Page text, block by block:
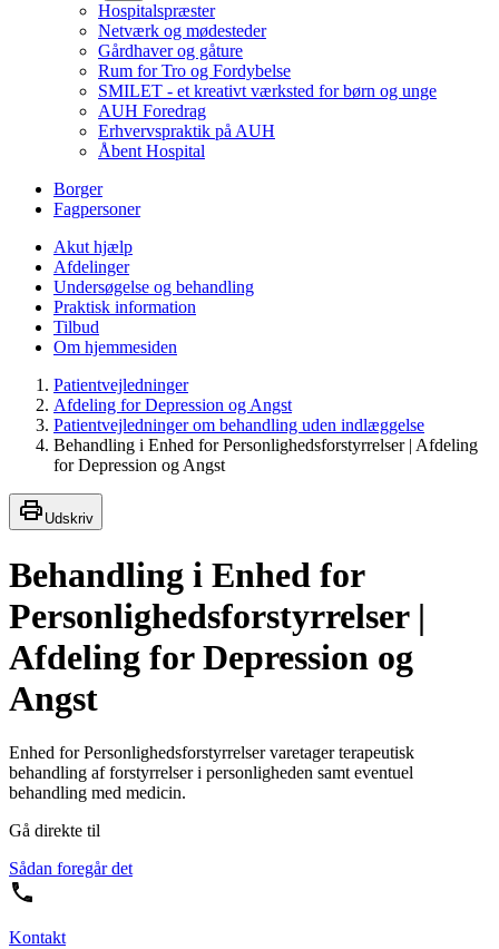
Hospitalspræster
Netværk og mødesteder
Gårdhaver og gåture
Rum for Tro og Fordybelse
SMILET - et kreativt værksted for børn og unge
AUH Foredrag
Erhvervspraktik på AUH
Åbent Hospital
Borger
Fagpersoner
Akut hjælp
Afdelinger
Undersøgelse og behandling
Praktisk information
Tilbud
Om hjemmesiden
Patientvejledninger
Afdeling for Depression og Angst
Patientvejledninger om behandling uden indlæggelse
Behandling i Enhed for Personlighedsforstyrrelser | Afdeling
for Depression og Angst
Udskriv
Behandling i Enhed for
Personlighedsforstyrrelser |
Afdeling for Depression og
Angst
Enhed for Personlighedsforstyrrelser varetager terapeutisk
behandling af forstyrrelser i personligheden samt eventuel
behandling med medicin.
Gå direkte til
Sådan foregår det
Kontakt